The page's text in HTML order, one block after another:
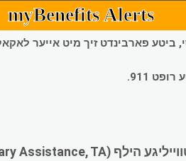
myBenefits Alerts
ביטע פארבינדט זיך מיט אייער
911.